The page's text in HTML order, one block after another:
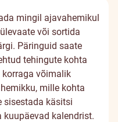
mingil ajavahemikul
või sortida
Päringuid saate
tehingute kohta
korraga võimalik
mille kohta
sisestada käsitsi
kalendrist.